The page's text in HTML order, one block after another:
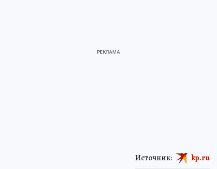
Источник: kp.ru